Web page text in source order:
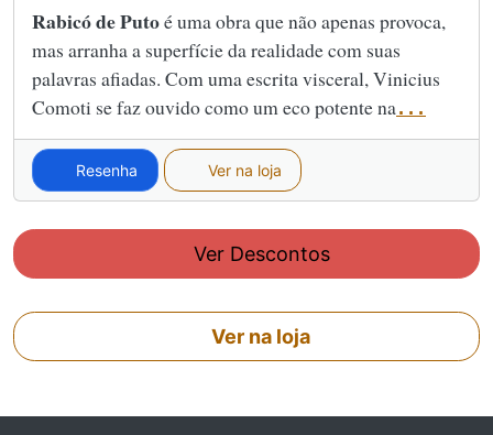
Rabicó de Putoé uma obra que não apenas provoca,
mas arranha a superfície da realidade com suas
palavras afiadas. Com uma escrita visceral, Vinicius
Comoti se faz ouvido como um eco potente na...
Resenha Ver na loja
Ver Descontos
Ver na loja